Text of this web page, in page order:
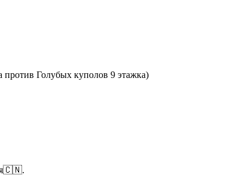
Голубых куполов 9 этажка)